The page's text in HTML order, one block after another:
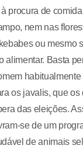
procura de
nem nas
ou mesmo
alimentar. Basta
os javalis, que
das eleições.
se de um
de animais